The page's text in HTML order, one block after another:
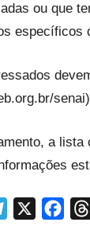
ou que
específicos
a
Telegram